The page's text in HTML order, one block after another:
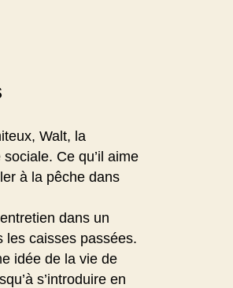
Walt, la
Ce qu’il aime
à la pêche dans
dans un
les caisses passées.
idée de la vie de
s’introduire en